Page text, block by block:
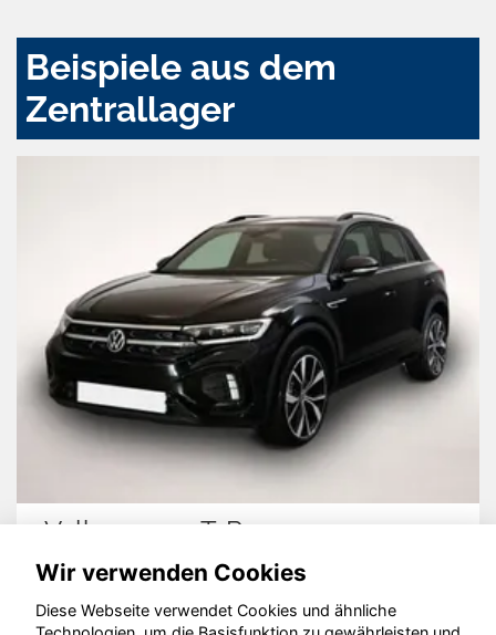
Beispiele aus dem
Zentrallager
Volkswagen T-Roc
Wir verwenden Cookies
Diese Webseite verwendet Cookies und ähnliche